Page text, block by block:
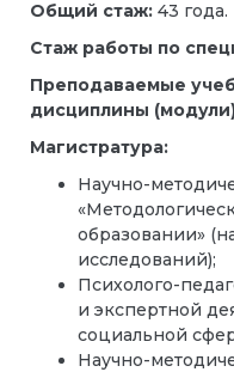
Общий стаж: 43 года.
Стаж работы по
Преподаваемые
дисциплины
Магистратура:
Научно-
образовании»
исследований);
Психолого-
и экспертной
социальной
Научно-